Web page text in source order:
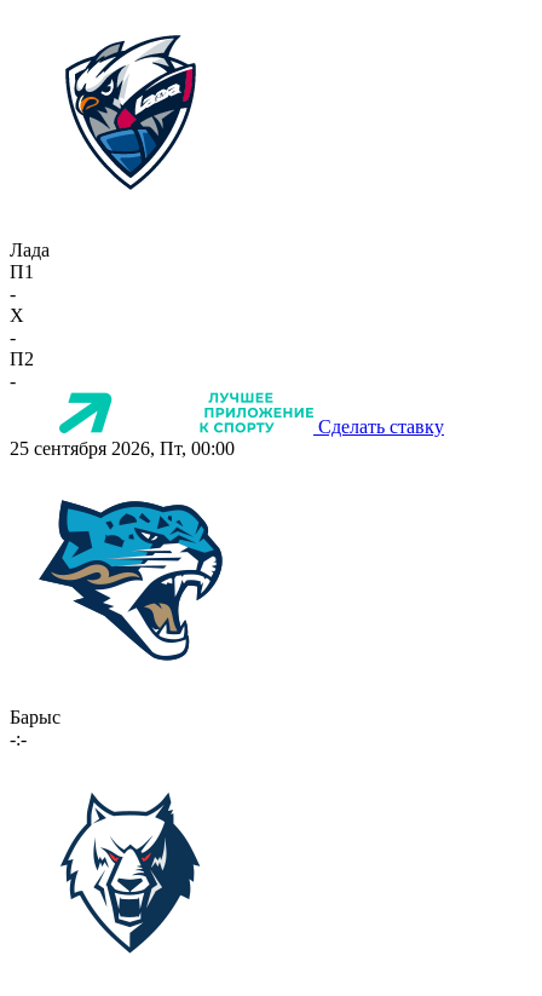
Лада
П1
-
X
-
П2
-
Сделать ставку
25 сентября 2026, Пт, 00:00
Барыс
-:-